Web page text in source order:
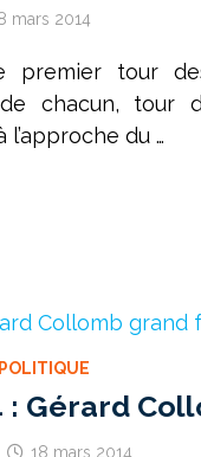
mars 2014
tour
chacun, tour
du …
: Gérard
18 mars 2014